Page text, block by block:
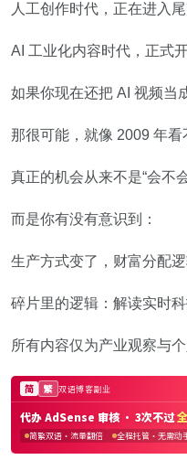
人工创作时代，正在进入尾
AI 工业化内容时代，正式开
如果你现在还把 AI 视频当
那很可能，就像 2009 年看
真正的机会从来不是“会不
而是你有没有意识到：
生产方式变了，财富分配
碎片里的逻辑：解读实时
所有内容仅为产业观察与